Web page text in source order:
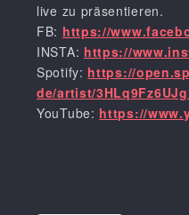
live zu präsentieren.
FB: https://
INSTA: https://
Spotify: https://
de/artist/
YouTube: https://